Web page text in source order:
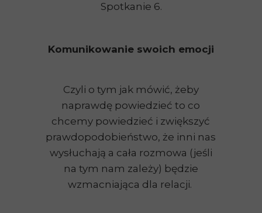
Komunikowanie swoich emocji
Czyli o tym jak mówić, żeby
naprawdę powiedzieć to co
chcemy powiedzieć i zwiększyć
prawdopodobieństwo, że inni nas
wysłuchają a cała rozmowa (jeśli
na tym nam zależy) będzie
wzmacniająca dla relacji.
Spotkanie 6.